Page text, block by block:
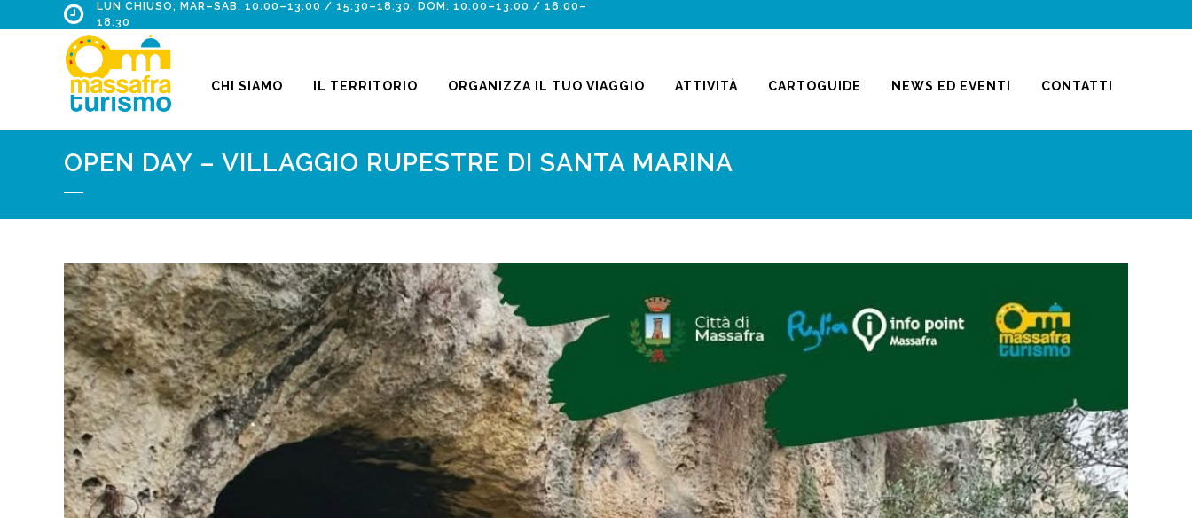
LUN CHIUSO; MAR–SAB: 10:00–13:00 / 15:30–18:30; DOM: 10:00–13:00 / 16:00–
18:30
CHI SIAMO IL TERRITORIO ORGANIZZA IL TUO VIAGGIO ATTIVITÀ CARTOGUIDE NEWS ED EVENTI CONTATTI
OPEN DAY – VILLAGGIO RUPESTRE DI SANTA MARINA